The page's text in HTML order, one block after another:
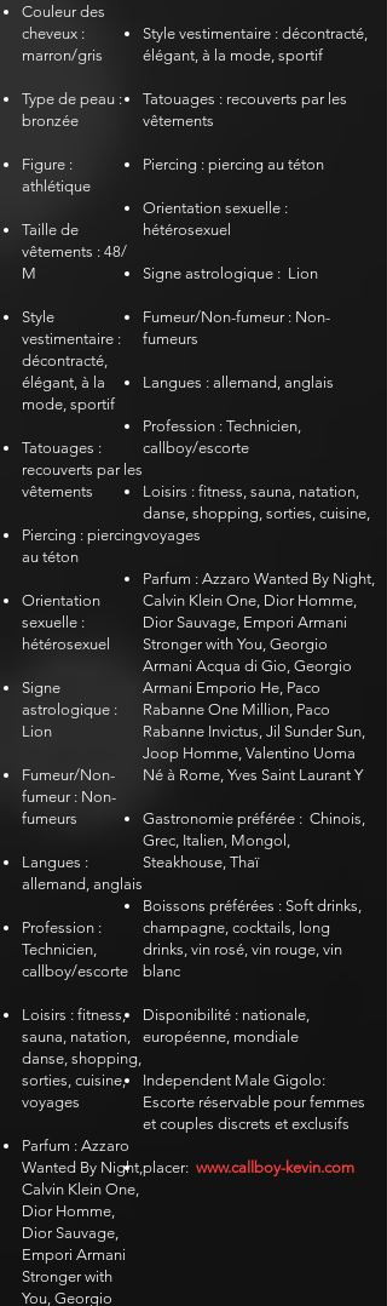
Couleur des
cheveux :
marron/gris
Type de peau :
bronzée
Figure :
athlétique
Taille de
vêtements : 48/
M
Style
vestimentaire :
décontracté,
élégant, à la
mode, sportif
Tatouages :
recouverts par les
vêtements
Piercing : piercing
au téton
Orientation
sexuelle :
hétérosexuel
Signe
astrologique :
Lion
Fumeur/Non-
fumeur : Non-
fumeurs
Langues :
allemand, anglais
Profession :
Technicien,
callboy/escorte
Loisirs : fitness,
sauna, natation,
danse, shopping,
sorties, cuisine,
voyages
Parfum : Azzaro
Wanted By Night,
Calvin Klein One,
Dior Homme,
Dior Sauvage,
Empori Armani
Stronger with
You, Georgio
Style vestimentaire : décontracté,
élégant, à la mode, sportif
Tatouages : recouverts par les
vêtements
Piercing : piercing au téton
Orientation sexuelle :
hétérosexuel
Signe astrologique : Lion
Fumeur/Non-fumeur : Non-
fumeurs
Langues : allemand, anglais
Profession : Technicien,
callboy/escorte
Loisirs : fitness, sauna, natation,
danse, shopping, sorties, cuisine,
voyages
Parfum : Azzaro Wanted By Night,
Calvin Klein One, Dior Homme,
Dior Sauvage, Empori Armani
Stronger with You, Georgio
Armani Acqua di Gio, Georgio
Armani Emporio He, Paco
Rabanne One Million, Paco
Rabanne Invictus, Jil Sunder Sun,
Joop Homme, Valentino Uoma
Né à Rome, Yves Saint Laurant Y​
Gastronomie préférée : Chinois,
Grec, Italien, Mongol,
Steakhouse, Thaï
Boissons préférées : Soft drinks,
champagne, cocktails, long
drinks, vin rosé, vin rouge, vin
blanc
Disponibilité : nationale,
européenne, mondiale
Independent Male Gigolo:
Escorte réservable pour femmes
et couples discrets et exclusifs
placer: www.callboy-kevin.com